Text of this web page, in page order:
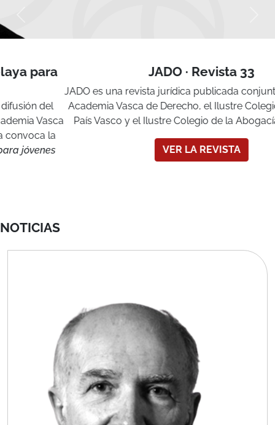
JADO · Revista 33
JADO es una revista jurídica publicada conjuntamente por la
Academia Vasca de Derecho, el Ilustre Colegio Notarial del
País Vasco y el Ilustre Colegio de la Abogacía de Bizkaia.
VER LA REVISTA